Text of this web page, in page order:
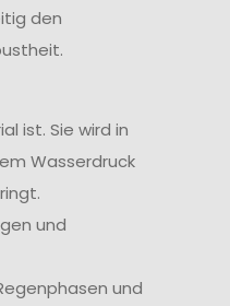
den
ist. Sie wird in
Wasserdruck
und
und